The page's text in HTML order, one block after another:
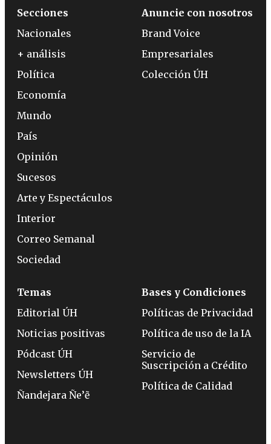
Secciones
Nacionales
+ análisis
Política
Economía
Mundo
País
Opinión
Sucesos
Arte y Espectáculos
Interior
Correo Semanal
Sociedad
Anuncie con nosotros
Brand Voice
Empresariales
Colección ÚH
Temas
Editorial ÚH
Noticias positivas
Pódcast ÚH
Newsletters ÚH
Ñandejara Ñe’ẽ
Bases y Condiciones
Políticas de Privacidad
Política de uso de la IA
Servicio de
Suscripción a Crédito
Política de Calidad